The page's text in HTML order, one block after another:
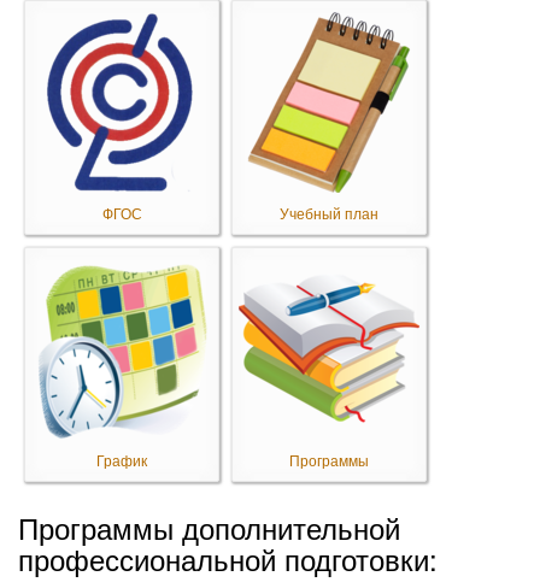
ФГОС Учебный план
График Программы
Программы дополнительной
профессиональной подготовки: